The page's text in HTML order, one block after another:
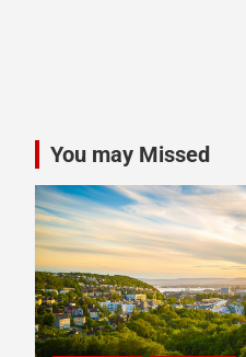
You may Missed